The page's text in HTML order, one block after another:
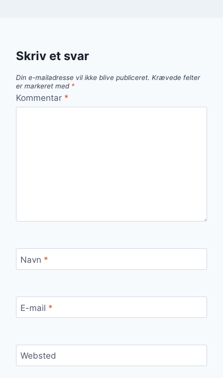
Skriv et svar
Din e-mailadresse vil ikke blive publiceret. Krævede felter
er markeret med *
Kommentar *
Navn *
E-mail *
Websted